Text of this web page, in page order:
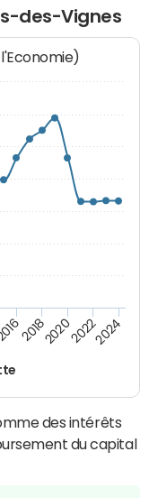
des-Vignes
2018202020222024
des intérêts
du capital